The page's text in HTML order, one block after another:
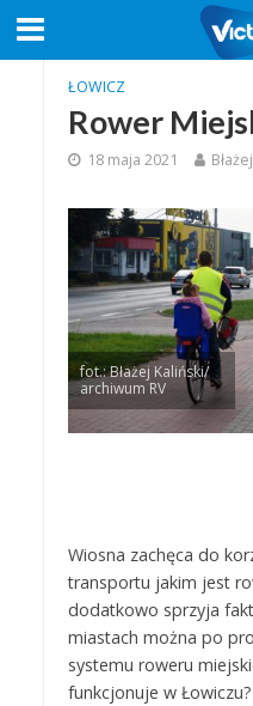
ŁOWICZ
Rower
18 maja 2021
fot.: Błażej Kaliński/
archiwum RV
Wiosna zachęca do
transportu jakim jest
dodatkowo sprzyja
miastach można po
systemu roweru
funkcjonuje w Łowiczu?